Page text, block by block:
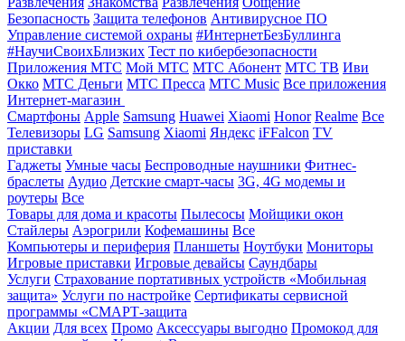
Безопасность Защита телефонов Антивирусное ПО
Управление системой охраны #ИнтернетБезБуллинга
#НаучиСвоихБлизких Тест по кибербезопасности
Приложения МТС Мой МТС МТС Абонент МТС ТВ Иви
Окко МТС Деньги МТС Пресса МТС Music Все приложения
Интернет-магазин
Смартфоны Apple Samsung Huawei Xiaomi Honor Realme Все
Телевизоры LG Samsung Xiaomi Яндекс iFFalcon TV
приставки
Гаджеты Умные часы Беспроводные наушники Фитнес-
браслеты Аудио Детские смарт-часы 3G, 4G модемы и
роутеры Все
Товары для дома и красоты Пылесосы Мойщики окон
Стайлеры Аэрогрили Кофемашины Все
Компьютеры и периферия Планшеты Ноутбуки Мониторы
Игровые приставки Игровые девайсы Саундбары
Услуги Страхование портативных устройств «Мобильная
защита» Услуги по настройке Сертификаты сервисной
программы «СМАРТ-защита
Акции Для всех Промо Аксессуары выгодно Промокод для